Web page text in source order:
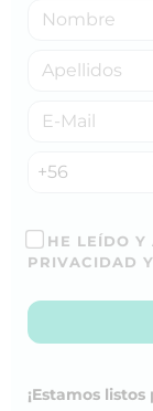
+56
HE LEÍDO Y
PRIVACIDAD
¡Estamos